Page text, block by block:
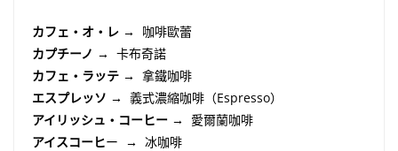
カフェ・オ・レ → 咖啡歐蕾
カプチーノ → 卡布奇諾
カフェ・ラッテ → 拿鐵咖啡
エスプレッソ → 義式濃縮咖啡（Espresso）
アイリッシュ・コーヒー → 愛爾蘭咖啡
アイスコーヒー → 冰咖啡